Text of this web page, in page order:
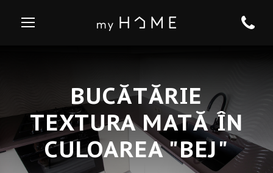
BUCĂTĂRIE
TEXTURA MATĂ ÎN
CULOAREA "BEJ"